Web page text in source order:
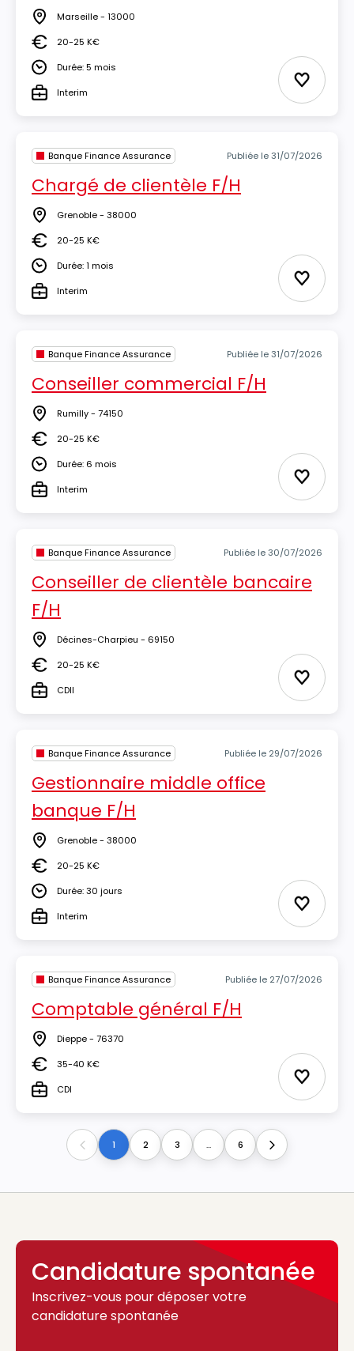
Lieu Marseille - 13000
Salaire20-25 K€
DuréeDurée: 5 mois
TypeInterim Ajouter
Banque Finance Assurance Publiée le 31/07/2026
Chargé de clientèle F/H
Lieu Grenoble - 38000
Salaire20-25 K€
DuréeDurée: 1 mois
TypeInterim Ajouter
Banque Finance Assurance Publiée le 31/07/2026
Conseiller commercial F/H
Lieu Rumilly - 74150
Salaire20-25 K€
DuréeDurée: 6 mois
TypeInterim Ajouter
Banque Finance Assurance Publiée le 30/07/2026
Conseiller de clientèle bancaire
F/H
Lieu Décines-Charpieu - 69150
Salaire20-25 K€
TypeCDII Ajouter
Banque Finance Assurance Publiée le 29/07/2026
Gestionnaire middle office
banque F/H
Lieu Grenoble - 38000
Salaire20-25 K€
DuréeDurée: 30 jours
TypeInterim Ajouter
Banque Finance Assurance Publiée le 27/07/2026
Comptable général F/H
Lieu Dieppe - 76370
Salaire35-40 K€
TypeCDI Ajouter
Previous1 2 3 ... 6 Next
Candidature spontanée
Inscrivez-vous pour déposer votre
candidature spontanée